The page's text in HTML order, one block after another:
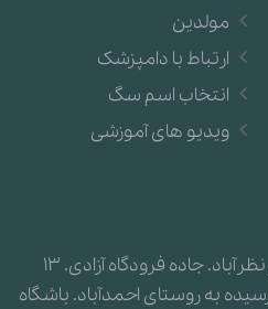
مولدین
ارتباط با دامپزشک
انتخاب اسم سگ
ویدیو های آموزشی
اتوبان تهران - قزوین. خروجی نظرآباد. جاده فرودگاه آزادی. 13
به روستای احمدآباد. باشگاه